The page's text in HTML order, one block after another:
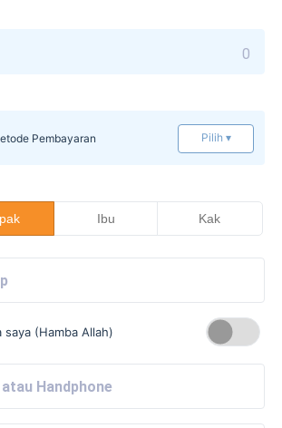
Pembayaran Pilih ▾
Ibu Kak
saya (Hamba Allah)